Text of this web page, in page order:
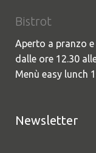
Bistrot
Aperto a pranzo
dalle ore 12.30
Menù easy lunch
Newsletter